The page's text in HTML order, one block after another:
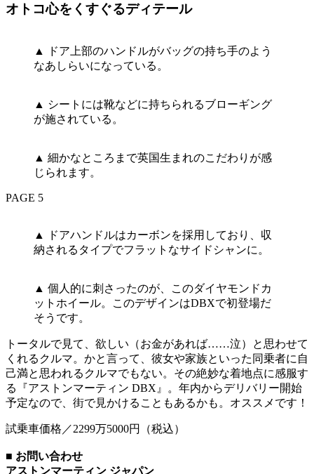
オトコ心をくすぐるディテール
▲ ドア上部のハンドルがバッグの持ち手のよう
なあしらいになっている。
▲ シートには靴などに持ちられるブローギング
が施されている。
▲ 細かなところまで英国生まれのこだわりが感
じられます。
PAGE 5
▲ ドアハンドルはカーボンを採用しており、収
納されるタイプでフラットなサイドシャンに。
▲ 個人的に刺さったのが、このダイヤモンドカ
ットホイール。このデザインはDBXで初登場だ
そうです。
トータルで見て、欲しい（お金があれば……泣）と思わせて
くれるクルマ。かと言って、彼女や家族といった同乗者に自
己満と思われるクルマでもない。その絶妙な着地点に感服す
る『アストンマーティン DBX』。年内からデリバリー開始
予定なので、街で見かけることもあるかも。オススメです！
試乗車価格／2299万5000円（税込）
■ お問い合わせ
アストンマーティン ジャパン